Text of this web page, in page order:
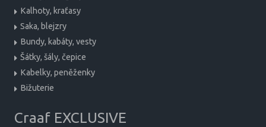
Kalhoty, kraťasy
Saka, blejzry
Bundy, kabáty, vesty
Šátky, šály, čepice
Kabelky, peněženky
Bižuterie
Craaf EXCLUSIVE